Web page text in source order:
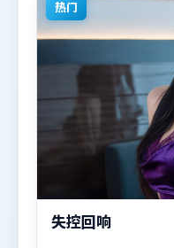
热门
失控回响